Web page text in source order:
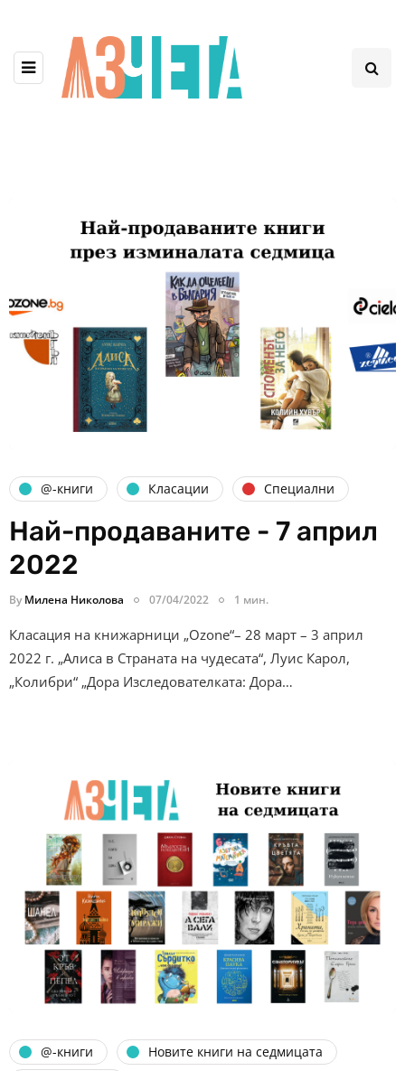
@-книги Класации Специални
Най-продаваните - 7 април
2022
By Милена Николова 07/04/2022 1 мин.
Класация на книжарници „Ozone“– 28 март – 3 април
2022 г. „Алиса в Страната на чудесата“, Луис Карол,
„Колибри“ „Дора Изследователката: Дора…
@-книги
Новите книги на седмицата